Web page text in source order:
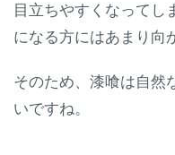
目立ちやすくなってし
になる方にはあまり向
そのため、漆喰は自然
いですね。